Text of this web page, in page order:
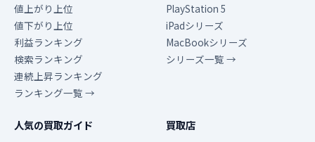
値上がり上位
値下がり上位
利益ランキング
検索ランキング
連続上昇ランキング
ランキング一覧 →
PlayStation 5
iPadシリーズ
MacBookシリーズ
シリーズ一覧 →
人気の買取ガイド 買取店